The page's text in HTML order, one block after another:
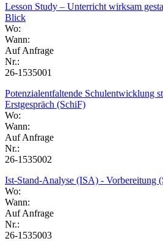
Lesson Study – Unterricht wirksam
Blick
Wo:
Wann:
Auf Anfrage
Nr.:
26-1535001
Potenzialentfaltende Schulentwicklung
Erstgespräch (SchiF)
Wo:
Wann:
Auf Anfrage
Nr.:
26-1535002
Ist-Stand-Analyse (ISA) - Vorbereitung
Wo:
Wann:
Auf Anfrage
Nr.:
26-1535003